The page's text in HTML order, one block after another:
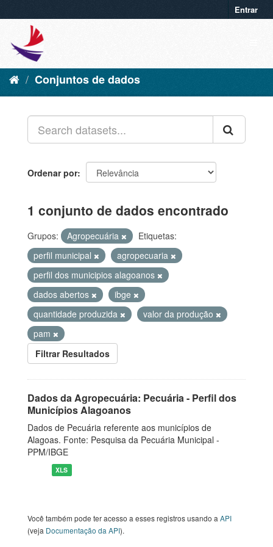
Entrar
Conjuntos de dados
Ordenar por
1 conjunto de dados encontrado
Grupos: Agropecuária
Etiquetas:
perfil municipal
agropecuaria
perfil dos municipios alagoanos
dados abertos
ibge
quantidade produzida
valor da produção
pam
Filtrar Resultados
Dados da Agropecuária: Pecuária - Perfil dos
Municípios Alagoanos
Dados de Pecuária referente aos municípios de
Alagoas. Fonte: Pesquisa da Pecuária Municipal -
PPM/IBGE
XLS
Você também pode ter acesso a esses registros usando a API
(veja Documentação da API).